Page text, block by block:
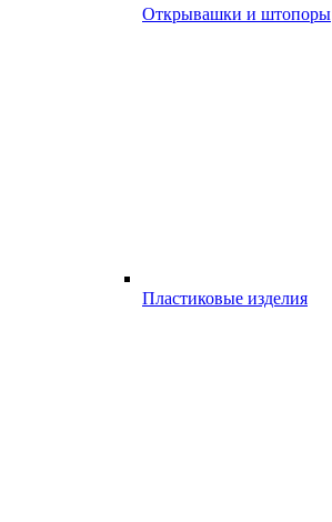
Открывашки и штопоры
Пластиковые изделия